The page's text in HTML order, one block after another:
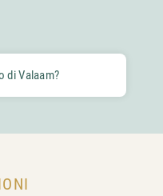
di Valaam?